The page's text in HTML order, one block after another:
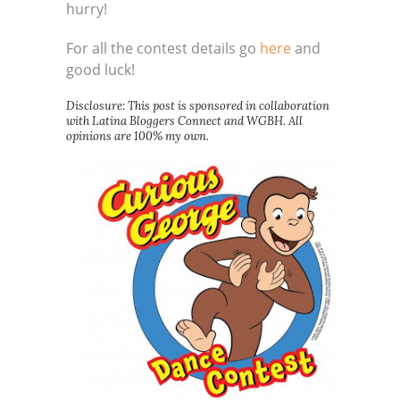
hurry!
For all the contest details go hereand
good luck!
Disclosure: This post is sponsored in collaboration
with Latina Bloggers Connect and WGBH. All
opinions are 100% my own.